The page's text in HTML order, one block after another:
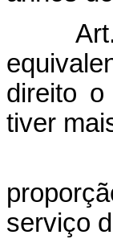
direito
tiver
serviço